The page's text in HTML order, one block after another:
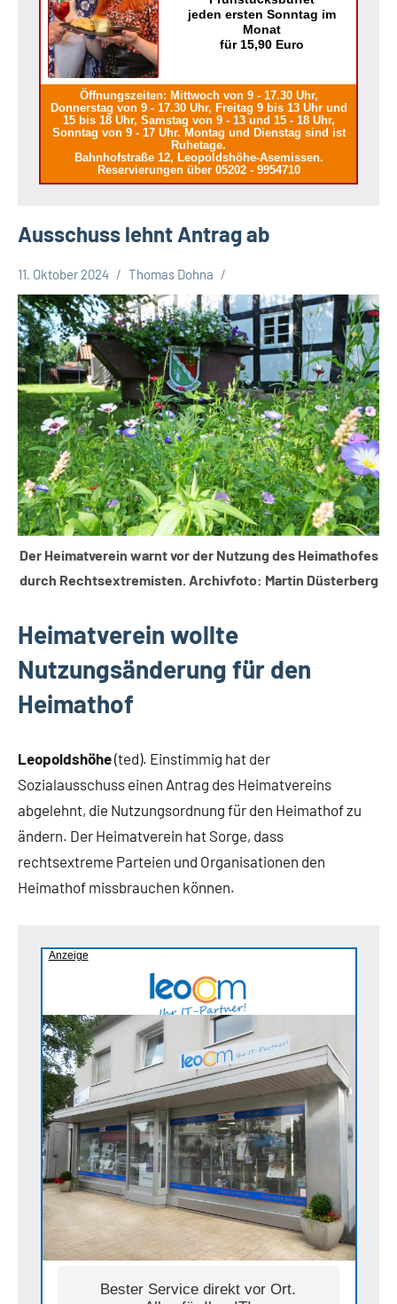
jeden ersten Sonntag im
Monat
für 15,90 Euro
Öffnungszeiten: Mittwoch von 9 - 17.30 Uhr,
Donnerstag von 9 - 17.30 Uhr, Freitag 9 bis 13 Uhr und
15 bis 18 Uhr, Samstag von 9 - 13 und 15 - 18 Uhr,
Sonntag von 9 - 17 Uhr. Montag und Dienstag sind ist
Ruhetage.
Bahnhofstraße 12, Leopoldshöhe-Asemissen.
Reservierungen über 05202 - 9954710
Ausschuss lehnt Antrag ab
Politik
Themen
11. Oktober 2024 Thomas Dohna
Der Heimatverein warnt vor der Nutzung des Heimathofes
durch Rechtsextremisten. Archivfoto: Martin Düsterberg
Heimatverein wollte
Nutzungsänderung für den
Heimathof
Leopoldshöhe(ted). Einstimmig hat der
Sozialausschuss einen Antrag des Heimatvereins
abgelehnt, die Nutzungsordnung für den Heimathof zu
ändern. Der Heimatverein hat Sorge, dass
rechtsextreme Parteien und Organisationen den
Heimathof missbrauchen können.
Anzeige
Bester Service direkt vor Ort.